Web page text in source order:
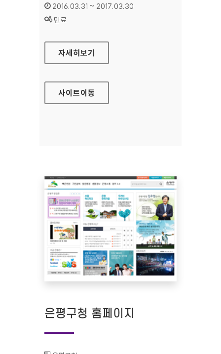
인증기간 :
2016.03.31 ~ 2017.03.30
상태 :
만료
은평구 보건소 홈페이지
자세히보기
사이트이동
은평구청 홈페이지